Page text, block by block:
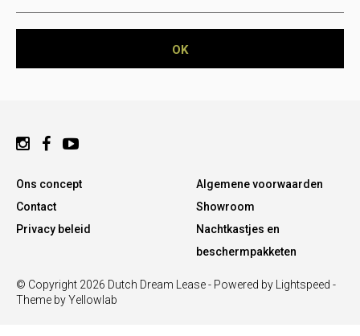
Ons concept
Contact
Privacy beleid
Algemene voorwaarden
Showroom
Nachtkastjes en
beschermpakketen
© Copyright 2026 Dutch Dream Lease - Powered by Lightspeed -
Theme by Yellowlab